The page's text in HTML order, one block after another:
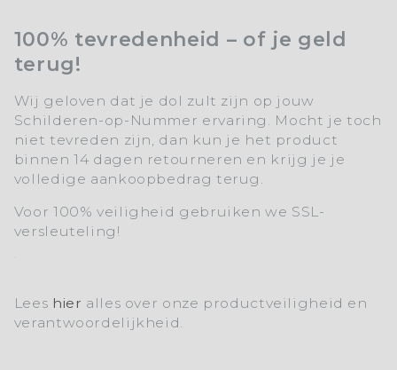
100% tevredenheid – of je geld
terug!
Wij geloven dat je dol zult zijn op jouw
Schilderen-op-Nummer ervaring. Mocht je toch
niet tevreden zijn, dan kun je het product
binnen 14 dagen retourneren en krijg je je
volledige aankoopbedrag terug.
Voor 100% veiligheid gebruiken we SSL-
versleuteling!
Lees hier alles over onze productveiligheid en
verantwoordelijkheid.